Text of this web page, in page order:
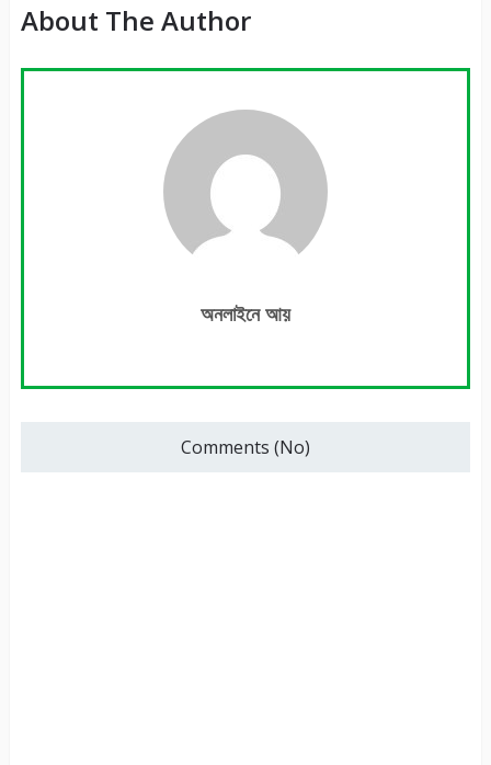
About The Author
অনলাইনে আয়
Comments (No)